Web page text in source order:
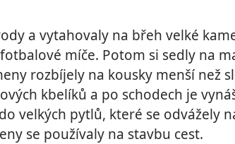
a vytahovaly na břeh velké
míče. Potom si sedly na
rozbíjely na kousky menší než
kbelíků a po schodech je
velkých pytlů, které se odvážely
se používaly na stavbu cest.